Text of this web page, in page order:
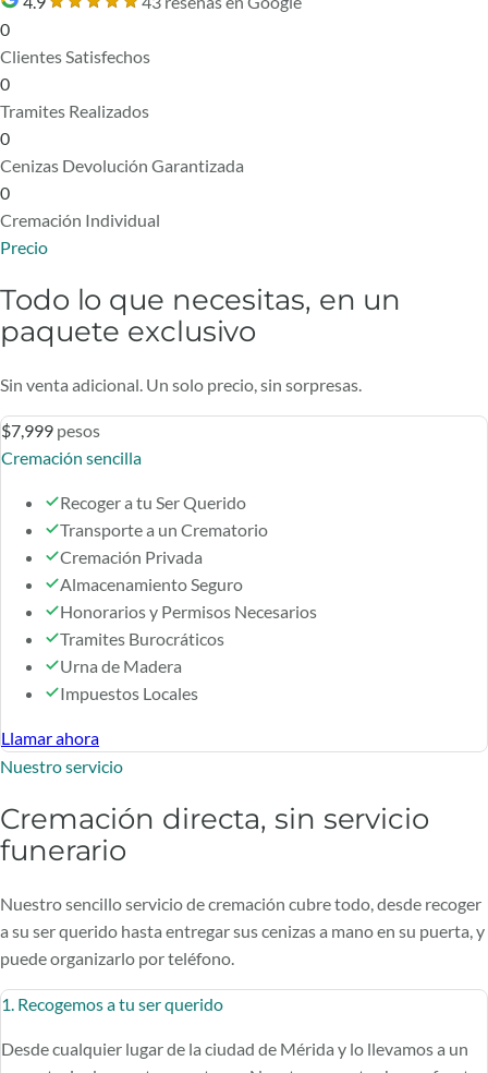
0
Clientes Satisfechos
0
Tramites Realizados
0
Cenizas Devolución Garantizada
0
Cremación Individual
Precio
Todo lo que necesitas, en un
paquete exclusivo
Sin venta adicional. Un solo precio, sin sorpresas.
$7,999 pesos
Cremación sencilla
Recoger a tu Ser Querido
Transporte a un Crematorio
Cremación Privada
Almacenamiento Seguro
Honorarios y Permisos Necesarios
Tramites Burocráticos
Urna de Madera
Impuestos Locales
Llamar ahora
Nuestro servicio
Cremación directa, sin servicio
funerario
Nuestro sencillo servicio de cremación cubre todo, desde recoger
a su ser querido hasta entregar sus cenizas a mano en su puerta, y
puede organizarlo por teléfono.
1. Recogemos a tu ser querido
Desde cualquier lugar de la ciudad de Mérida y lo llevamos a un